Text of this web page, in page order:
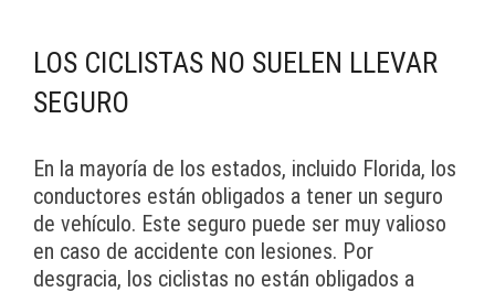
LOS CICLISTAS NO SUELEN LLEVAR
SEGURO
En la mayoría de los estados, incluido Florida, los
conductores están obligados a tener un seguro
de vehículo. Este seguro puede ser muy valioso
en caso de accidente con lesiones. Por
desgracia, los ciclistas no están obligados a